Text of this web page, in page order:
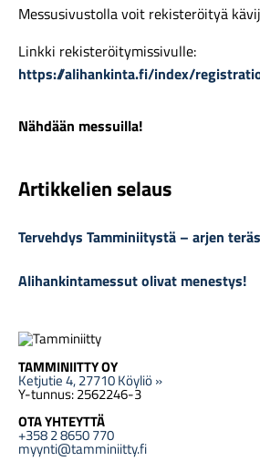
Messusivustolla voit rekisteröityä
Linkki rekisteröitymissivulle:
https://alihankinta.fi/index/
Nähdään messuilla!
Artikkelien selaus
Tervehdys Tamminiitystä – arjen
Alihankintamessut olivat menestys!
TAMMINIITTY OY
Ketjutie 4, 27710 Köyliö »
Y-tunnus: 2562246-3
OTA YHTEYTTÄ
+358 2 8650 770
myynti@tamminiitty.fi